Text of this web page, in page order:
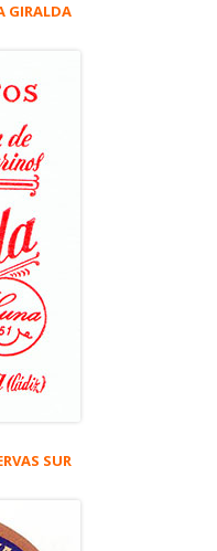
GIRALDA
SUR